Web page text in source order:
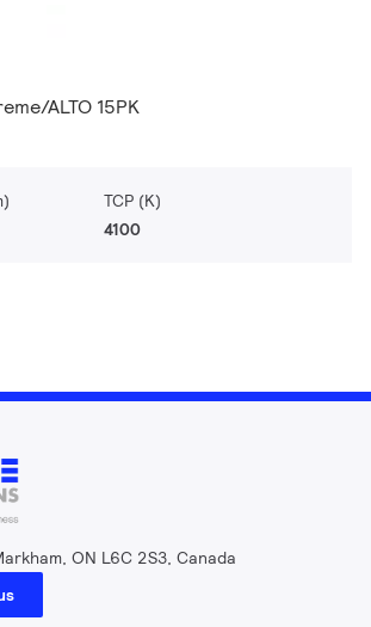
ALTO 15PK
TCP (K)
4100
ON L6C 2S3, Canada